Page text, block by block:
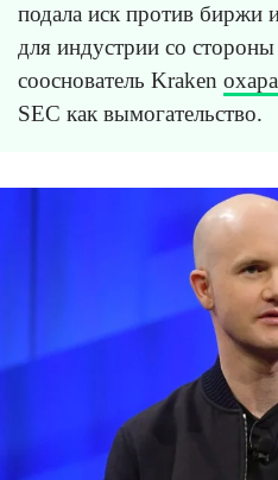
подала иск против биржи
для индустрии со
сооснователь Kraken
SEC как вымогательство.